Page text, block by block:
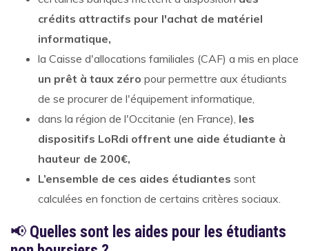
crédits attractifs pour l'achat de matériel
informatique,
la Caisse d'allocations familiales (CAF) a mis en place
un prêt à taux zéro pour permettre aux étudiants
de se procurer de l'équipement informatique,
dans la région de l'Occitanie (en France), les
dispositifs LoRdi offrent une aide étudiante à
hauteur de 200€,
L’ensemble de ces aides étudiantes sont
calculées en fonction de certains critères sociaux.
📢 Quelles sont les aides pour les étudiants